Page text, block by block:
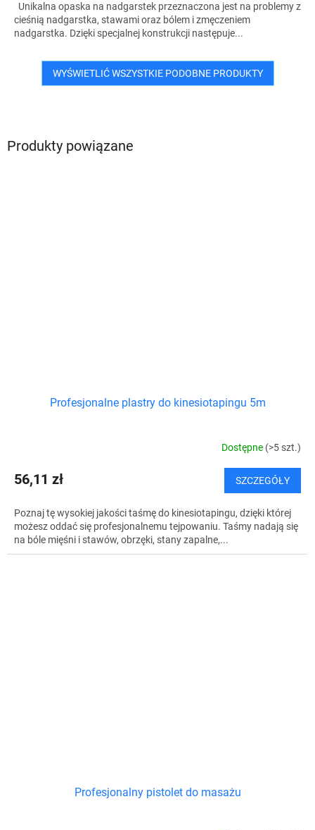
Produkty powiązane
Profesjonalne plastry do kinesiotapingu 5m
Dostępne (>5 szt.)
56,11 zł SZCZEGÓŁY
Poznaj tę wysokiej jakości taśmę do kinesiotapingu, dzięki której
możesz oddać się profesjonalnemu tejpowaniu. Taśmy nadają się
na bóle mięśni i stawów, obrzęki, stany zapalne,...
Profesjonalny pistolet do masażu
Unikalna opaska na nadgarstek przeznaczona jest na problemy z
cieśnią nadgarstka, stawami oraz bólem i zmęczeniem
nadgarstka. Dzięki specjalnej konstrukcji następuje...
WYŚWIETLIĆ WSZYSTKIE PODOBNE PRODUKTY